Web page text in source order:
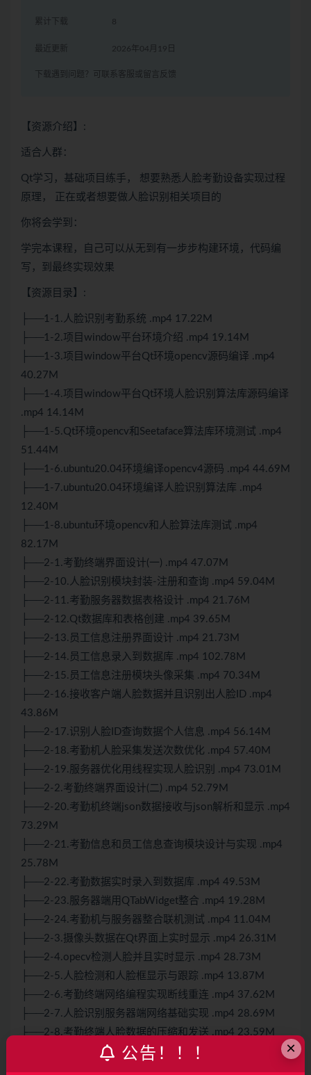
累计下载 8
最近更新 2026年04月19日
下载遇到问题？可联系客服或留言反馈
【资源介绍】:
适合人群：
Qt学习，基础项目练手， 想要熟悉人脸考勤设备实现过程
原理， 正在或者想要做人脸识别相关项目的
你将会学到：
学完本课程，自己可以从无到有一步步构建环境，代码编
写，到最终实现效果
【资源目录】:
├──1-1.人脸识别考勤系统 .mp4 17.22M
├──1-2.项目window平台环境介绍 .mp4 19.14M
├──1-3.项目window平台Qt环境opencv源码编译 .mp4
40.27M
├──1-4.项目window平台Qt环境人脸识别算法库源码编译
.mp4 14.14M
├──1-5.Qt环境opencv和Seetaface算法库环境测试 .mp4
51.44M
├──1-6.ubuntu20.04环境编译opencv4源码 .mp4 44.69M
├──1-7.ubuntu20.04环境编译人脸识别算法库 .mp4
12.40M
├──1-8.ubuntu环境opencv和人脸算法库测试 .mp4
82.17M
├──2-1.考勤终端界面设计(一) .mp4 47.07M
├──2-10.人脸识别模块封装-注册和查询 .mp4 59.04M
├──2-11.考勤服务器数据表格设计 .mp4 21.76M
├──2-12.Qt数据库和表格创建 .mp4 39.65M
├──2-13.员工信息注册界面设计 .mp4 21.73M
├──2-14.员工信息录入到数据库 .mp4 102.78M
├──2-15.员工信息注册模块头像采集 .mp4 70.34M
├──2-16.接收客户端人脸数据并且识别出人脸ID .mp4
43.86M
├──2-17.识别人脸ID查询数据个人信息 .mp4 56.14M
├──2-18.考勤机人脸采集发送次数优化 .mp4 57.40M
├──2-19.服务器优化用线程实现人脸识别 .mp4 73.01M
├──2-2.考勤终端界面设计(二) .mp4 52.79M
├──2-20.考勤机终端json数据接收与json解析和显示 .mp4
73.29M
├──2-21.考勤信息和员工信息查询模块设计与实现 .mp4
25.78M
├──2-22.考勤数据实时录入到数据库 .mp4 49.53M
├──2-23.服务器端用QTabWidget整合 .mp4 19.28M
├──2-24.考勤机与服务器整合联机测试 .mp4 11.04M
├──2-3.摄像头数据在Qt界面上实时显示 .mp4 26.31M
├──2-4.opecv检测人脸并且实时显示 .mp4 28.73M
├──2-5.人脸检测和人脸框显示与跟踪 .mp4 13.87M
├──2-6.考勤终端网络编程实现断线重连 .mp4 37.62M
├──2-7.人脸识别服务器端网络基础实现 .mp4 28.69M
├──2-8.考勤终端人脸数据的压缩和发送 .mp4 23.59M
├──2-9.服务器端接收人脸数据并且显示 .mp4 28.98M
├──3-1.考勤终端程序交叉编译 .mp4 27.39M
×
公告！！！